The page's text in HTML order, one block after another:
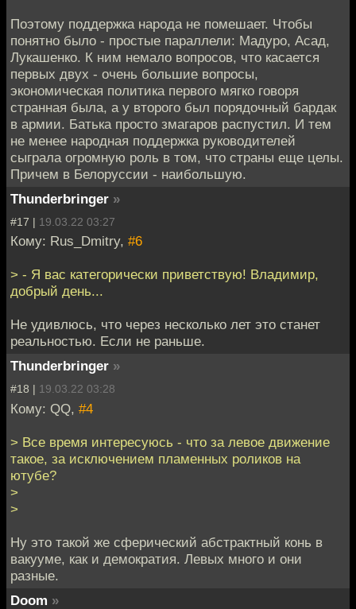
Поэтому поддержка народа не помешает. Чтобы
понятно было - простые параллели: Мадуро, Асад,
Лукашенко. К ним немало вопросов, что касается
первых двух - очень большие вопросы,
экономическая политика первого мягко говоря
странная была, а у второго был порядочный бардак
в армии. Батька просто змагаров распустил. И тем
не менее народная поддержка руководителей
сыграла огромную роль в том, что страны еще целы.
Причем в Белоруссии - наибольшую.
Thunderbringer »
#17 | 19.03.22 03:27
Кому: Rus_Dmitry, #6
> - Я вас категорически приветствую! Владимир,
добрый день...
Не удивлюсь, что через несколько лет это станет
реальностью. Если не раньше.
Thunderbringer »
#18 | 19.03.22 03:28
Кому: QQ, #4
> Все время интересуюсь - что за левое движение
такое, за исключением пламенных роликов на
ютубе?
>
>
Ну это такой же сферический абстрактный конь в
вакууме, как и демократия. Левых много и они
разные.
Doom »